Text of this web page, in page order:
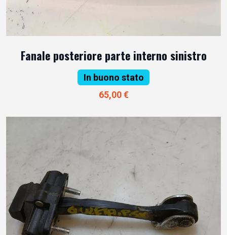
Fanale posteriore parte interno sinistro
In buono stato
65,00 €